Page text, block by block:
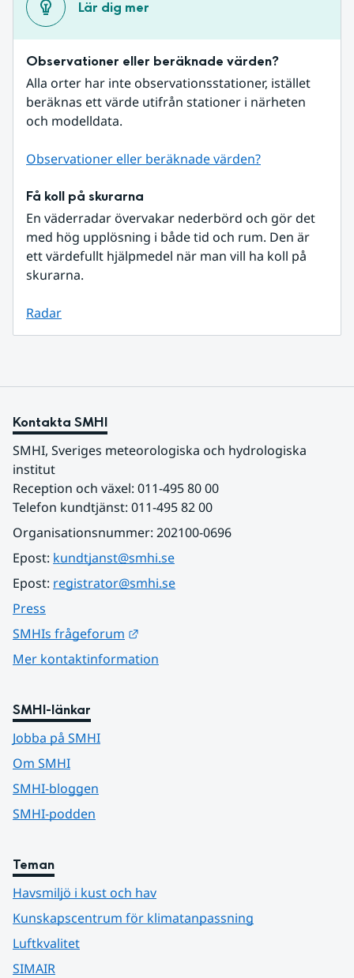
Lär dig mer
Observationer eller beräknade värden?
Alla orter har inte observationsstationer, istället
beräknas ett värde utifrån stationer i närheten
och modelldata.
Observationer eller beräknade värden?
Få koll på skurarna
En väderradar övervakar nederbörd och gör det
med hög upplösning i både tid och rum. Den är
ett värdefullt hjälpmedel när man vill ha koll på
skurarna.
Radar
Kontakta SMHI
SMHI, Sveriges meteorologiska och hydrologiska
institut
Reception och växel: 011-495 80 00
Telefon kundtjänst: 011-495 82 00
Organisationsnummer: 202100-0696
Epost: kundtjanst@smhi.se
Epost: registrator@smhi.se
Press
SMHIs frågeforum
Mer kontaktinformation
SMHI-länkar
Jobba på SMHI
Om SMHI
SMHI-bloggen
SMHI-podden
Teman
Havsmiljö i kust och hav
Kunskapscentrum för klimatanpassning
Luftkvalitet
SIMAIR